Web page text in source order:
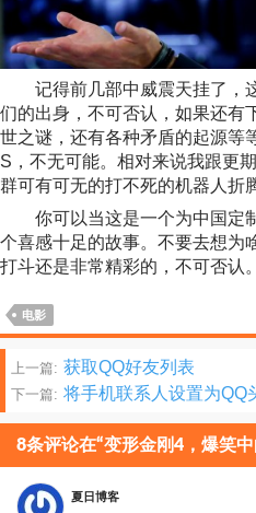
记得前几部中威震天挂了，
们的出身，不可否认，如果还有
世之谜，还有各种矛盾的起源等
S，不无可能。相对来说我跟更
群可有可无的打不死的机器人折
你可以当这是一个为中国定
个喜感十足的故事。不要去想为
打斗还是非常精彩的，不可否认。
电影
文
章
分
页
上一篇: 获取QQ好友列表
下一篇: 将手机联系人设置为QQ
8条评论在“变形金刚4，爆笑
夏日博客